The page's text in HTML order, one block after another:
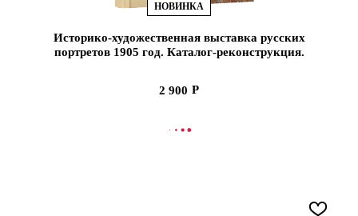
НОВИНКА
Историко-художественная выставка русских
портретов 1905 год. Каталог-реконструкция.
2 900
В КОРЗИНУ